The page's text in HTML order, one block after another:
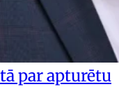
par apturētu